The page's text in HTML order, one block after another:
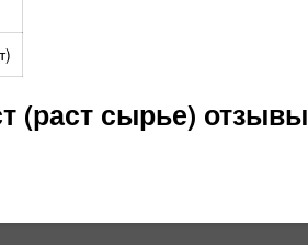
(раст сырье) отзывы